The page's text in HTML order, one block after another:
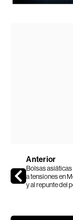
Anterior
Bolsas
a tensiones en
y al repunte del